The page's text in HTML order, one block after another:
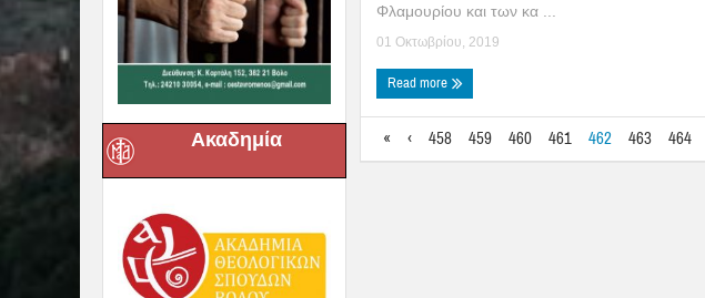
Ακαδημία
Φλαμουρίου και των κα ...
01 Οκτωβρίου, 2019
Read more
« ‹ 458 459 460 461 462 463 464